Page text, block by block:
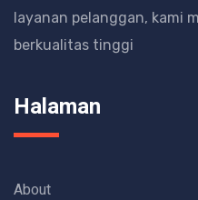
layanan pelanggan, kami
berkualitas tinggi
Halaman
About